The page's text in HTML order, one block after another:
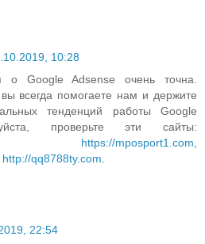
10:28
Google Adsense очень точна.
всегда помогаете нам и держите
тенденций работы Google
проверьте эти сайты:
https://mposport1.com
http://qq8788ty.com
22:54